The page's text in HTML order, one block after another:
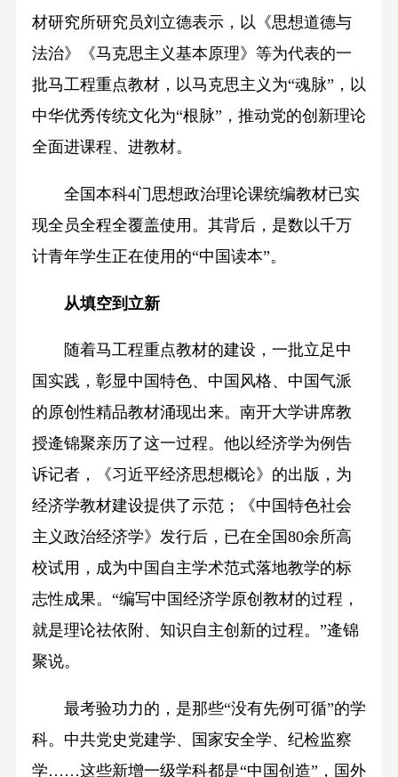
材研究所研究员刘立德表示，以《思想道德与
法治》《马克思主义基本原理》等为代表的一
批马工程重点教材，以马克思主义为“魂脉”，以
中华优秀传统文化为“根脉”，推动党的创新理论
全面进课程、进教材。
全国本科4门思想政治理论课统编教材已实
现全员全程全覆盖使用。其背后，是数以千万
计青年学生正在使用的“中国读本”。
从填空到立新
随着马工程重点教材的建设，一批立足中
国实践，彰显中国特色、中国风格、中国气派
的原创性精品教材涌现出来。南开大学讲席教
授逄锦聚亲历了这一过程。他以经济学为例告
诉记者，《习近平经济思想概论》的出版，为
经济学教材建设提供了示范；《中国特色社会
主义政治经济学》发行后，已在全国80余所高
校试用，成为中国自主学术范式落地教学的标
志性成果。“编写中国经济学原创教材的过程，
就是理论祛依附、知识自主创新的过程。”逄锦
聚说。
最考验功力的，是那些“没有先例可循”的学
科。中共党史党建学、国家安全学、纪检监察
学……这些新增一级学科都是“中国创造”，国外